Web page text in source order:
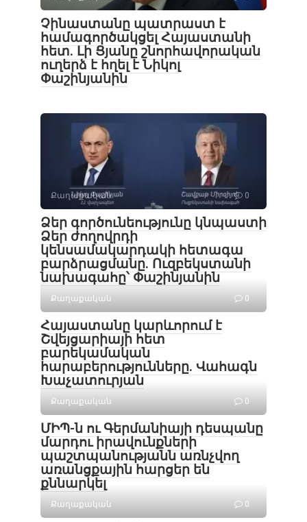
Չինաստանը պատրաստ է
համագործակցել Հայաստանի
հետ․ Լի Ցյանը շնորհավորական
ուղերձ է հղել է Նիկոլ
Փաշինյանին
Քաղաքական 0
Ձեր գործունեությունը կնպաստի
Ձեր ժողովրդի
կենսամակարդակի հետագա
բարձրացմանը. Ուզբեկստանի
նախագահը՝ Փաշինյանին
Քաղաքական 0
Հայաստանը կարևորում է
Շվեյցարիայի հետ
բարեկամական
հարաբերությունները. Վահագն
Խաչատուրյան
Քաղաքական 0
ՄԻՊ-ն ու Գերմանիայի դեսպանը
մարդու իրավունքների
պաշտպանությանն առնչվող
առանցքային հարցեր են
քննարկել
Քաղաքական 0